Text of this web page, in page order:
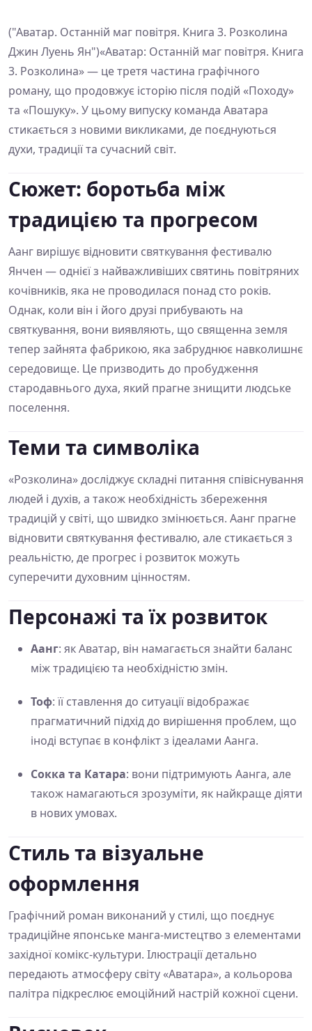
("Аватар. Останній маг повітря. Книга 3. Розколина
Джин Луень Ян")«Аватар: Останній маг повітря. Книга
3. Розколина» — це третя частина графічного
роману, що продовжує історію після подій «Походу»
та «Пошуку». У цьому випуску команда Аватара
стикається з новими викликами, де поєднуються
духи, традиції та сучасний світ.
Сюжет: боротьба між
традицією та прогресом
Аанг вирішує відновити святкування фестивалю
Янчен — однієї з найважливіших святинь повітряних
кочівників, яка не проводилася понад сто років.
Однак, коли він і його друзі прибувають на
святкування, вони виявляють, що священна земля
тепер зайнята фабрикою, яка забруднює навколишнє
середовище. Це призводить до пробудження
стародавнього духа, який прагне знищити людське
поселення.
Теми та символіка
«Розколина» досліджує складні питання співіснування
людей і духів, а також необхідність збереження
традицій у світі, що швидко змінюється. Аанг прагне
відновити святкування фестивалю, але стикається з
реальністю, де прогрес і розвиток можуть
суперечити духовним цінностям.
Персонажі та їх розвиток
Аанг: як Аватар, він намагається знайти баланс
між традицією та необхідністю змін.
Тоф: її ставлення до ситуації відображає
прагматичний підхід до вирішення проблем, що
іноді вступає в конфлікт з ідеалами Аанга.
Сокка та Катара: вони підтримують Аанга, але
також намагаються зрозуміти, як найкраще діяти
в нових умовах.
Стиль та візуальне
оформлення
Графічний роман виконаний у стилі, що поєднує
традиційне японське манга-мистецтво з елементами
західної комікс-культури. Ілюстрації детально
передають атмосферу світу «Аватара», а кольорова
палітра підкреслює емоційний настрій кожної сцени.